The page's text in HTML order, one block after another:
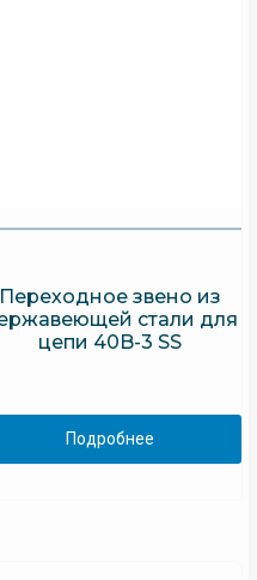
Переходное звено из
стали для
цепи 40B-3 SS
Подробнее